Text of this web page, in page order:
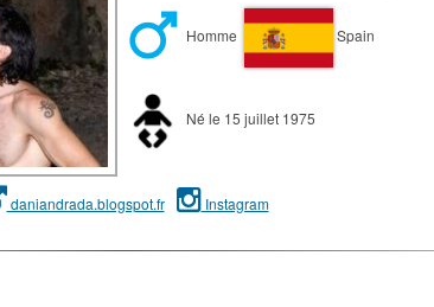
Homme Spain
Né le 15 juillet 1975
daniandrada.blogspot.fr Instagram